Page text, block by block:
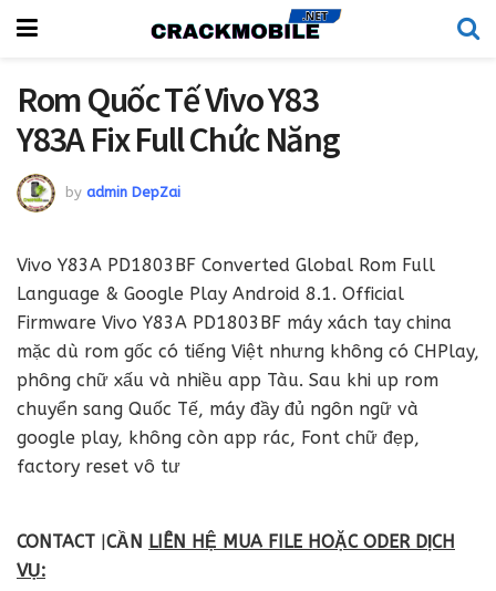
Rom Quốc Tế Vivo Y83
Y83A Fix Full Chức Năng
by admin DepZai
Vivo Y83A PD1803BF Converted Global Rom Full
Language & Google Play Android 8.1. Official
Firmware Vivo Y83A PD1803BF máy xách tay china
mặc dù rom gốc có tiếng Việt nhưng không có CHPlay,
phông chữ xấu và nhiều app Tàu. Sau khi up rom
chuyển sang Quốc Tế, máy đầy đủ ngôn ngữ và
google play, không còn app rác, Font chữ đẹp,
factory reset vô tư
CONTACT |CẦN LIÊN HỆ MUA FILE HOẶC ODER DỊCH
VỤ: